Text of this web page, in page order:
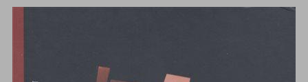
מסדר הניהיליסטים לידתה של תרבות פוליטית באירופה 1930-1870 ... 0